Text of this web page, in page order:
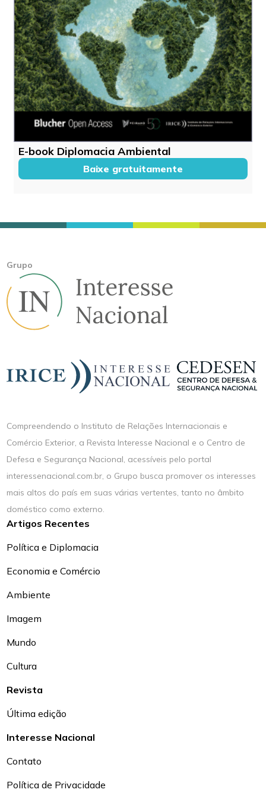
E-book Diplomacia Ambiental
Baixe gratuitamente
Grupo
Compreendendo o Instituto de Relações Internacionais e
Comércio Exterior, a Revista Interesse Nacional e o Centro de
Defesa e Segurança Nacional, acessíveis pelo portal
interessenacional.com.br, o Grupo busca promover os interesses
mais altos do país em suas várias vertentes, tanto no âmbito
doméstico como externo.
Artigos Recentes
Política e Diplomacia
Economia e Comércio
Ambiente
Imagem
Mundo
Cultura
Revista
Última edição
Interesse Nacional
Contato
Política de Privacidade